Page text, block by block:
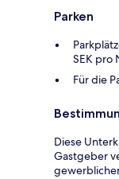
Parken
SEK pro
Für die
Diese
Gastgeber